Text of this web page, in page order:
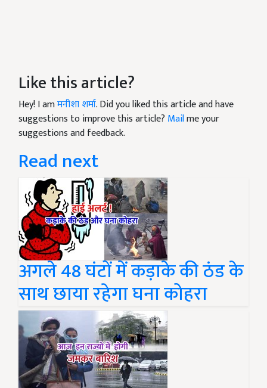
Like this article?
Hey! I amमनीशा शर्मा. Did you liked this article and have
suggestions to improve this article? Mailme your
suggestions and feedback.
Read next
अगले 48 घंटों में कड़ाके की ठंड के
साथ छाया रहेगा घना कोहरा